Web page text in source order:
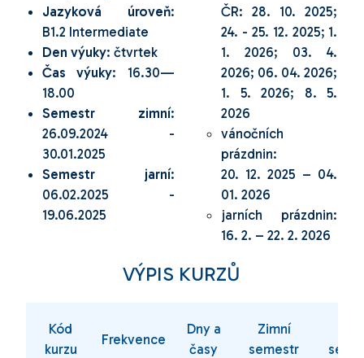
Jazyková úroveň:
B1.2 Intermediate
Den výuky: čtvrtek
Čas výuky: 16.30—
18.00
Semestr zimní:
26.09.2024 -
30.01.2025
Semestr jarní:
06.02.2025 -
19.06.2025
ČR: 28. 10. 2025;
24. - 25. 12. 2025; 1.
1. 2026; 03. 4.
2026; 06. 04. 2026;
1. 5. 2026; 8. 5.
2026
vánočních
prázdnin:
20. 12. 2025 – 04.
01. 2026
jarních prázdnin:
16. 2. – 22. 2. 2026
VÝPIS KURZŮ
Kód
kurzu
Frekvence
Dny a
časy
Zimní
semestr